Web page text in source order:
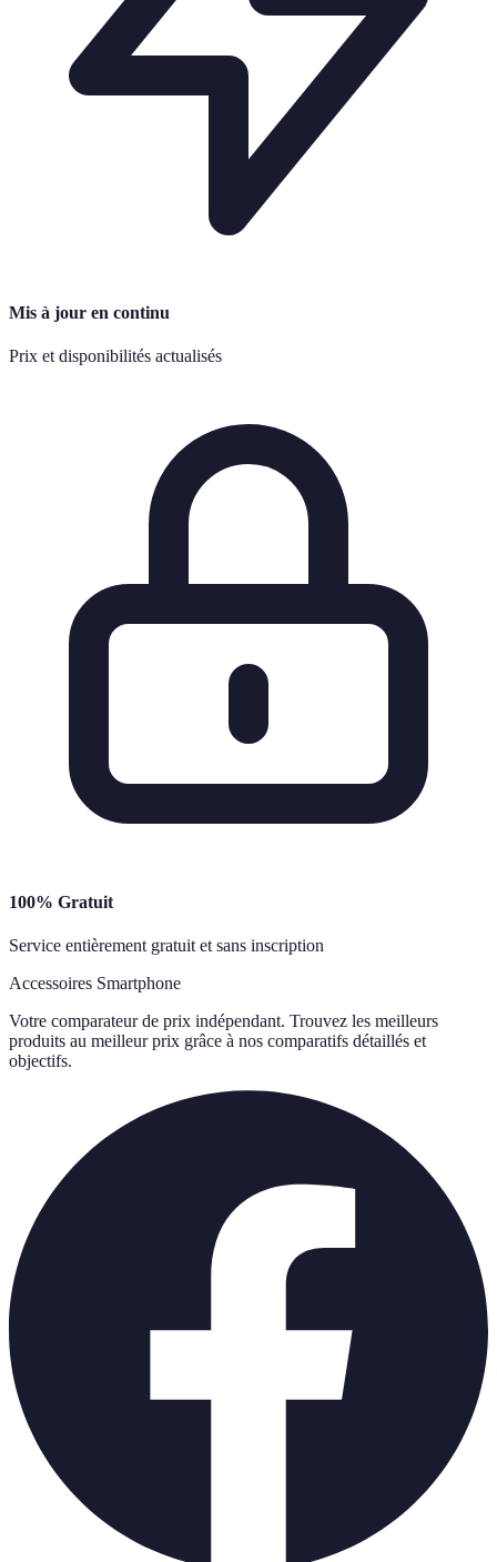
Mis à jour en continu
Prix et disponibilités actualisés
100% Gratuit
Service entièrement gratuit et sans inscription
Accessoires Smartphone
Votre comparateur de prix indépendant. Trouvez les meilleurs
produits au meilleur prix grâce à nos comparatifs détaillés et
objectifs.